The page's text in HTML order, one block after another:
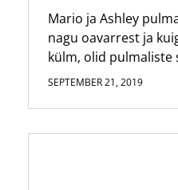
Mario ja Ashley
nagu oavarrest ja
külm, olid pulmaliste
SEPTEMBER 21, 2019